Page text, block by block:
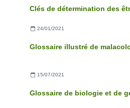
24/01/2021
15/07/2021